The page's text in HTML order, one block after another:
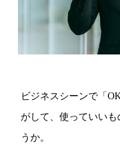
ビジネスシーンで「
がして、使っていい
うか。